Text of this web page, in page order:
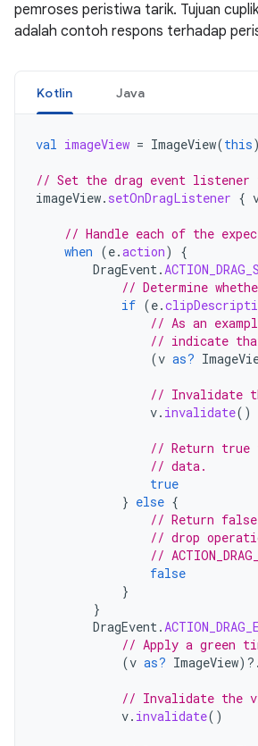
pemroses peristiwa tarik. Tujuan
adalah contoh respons terhadap
Kotlin Java
val imageView = ImageView(this)
// Set the drag event listener
imageView. setOnDragListener {
// Handle each of the
when (e.action)
{
DragEvent.
// Determine
if (e.
// As an
// indicate
(v as?
// Invalidate
v. invalidate()
// Return true
// data.
true
} else {
// Return
// drop
//
false
}
}
DragEvent.
// Apply a green
(v as? ImageView) ?.
// Invalidate the
v. invalidate()